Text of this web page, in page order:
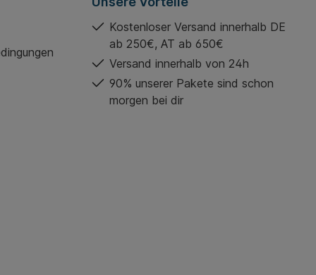
Kostenloser Versand innerhalb DE
ab 250€, AT ab 650€
Versand innerhalb von 24h
90% unserer Pakete sind schon
morgen bei dir